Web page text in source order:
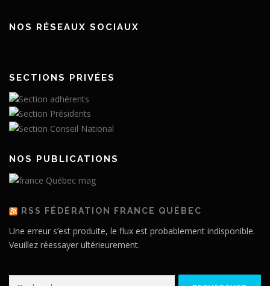
NOS RÉSEAUX SOCIAUX
SECTIONS PRIVÉES
NOS PUBLICATIONS
RSS FÉDÉRATION FRANCE QUÉBEC
Une erreur s’est produite, le flux est probablement indisponible.
Veuillez réessayer ultérieurement.
Rechercher :